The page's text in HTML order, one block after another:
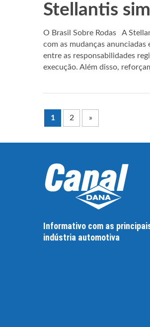
Stellantis
O Brasil Sobre Rodas A
com as mudanças
entre as responsabilidades
execução. Além disso,
1 2 »
Informativo com as
indústria automotiva